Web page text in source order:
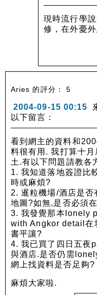
現時流行學
修，在外憂外
Aries 的評分： 5
2004-09-15 00:15
以下留言：
看到網主的資料和
料很有用. 我打算十
土.有以下問題請教各
1. 我知道落地簽證比
時或麻煩?
2. 暹粒機場/酒店是否
地圖?如無,是否必須
3. 我發覺那本lonely
with Angkor detail在
書平讓?
4. 我已買了四日五夜
與酒店.是否仍需
網上找資料是否足夠?
麻煩大家啦.